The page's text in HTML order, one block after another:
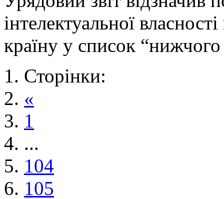
інтелектуальної
країну у список
Сторінки:
«
1
...
104
105